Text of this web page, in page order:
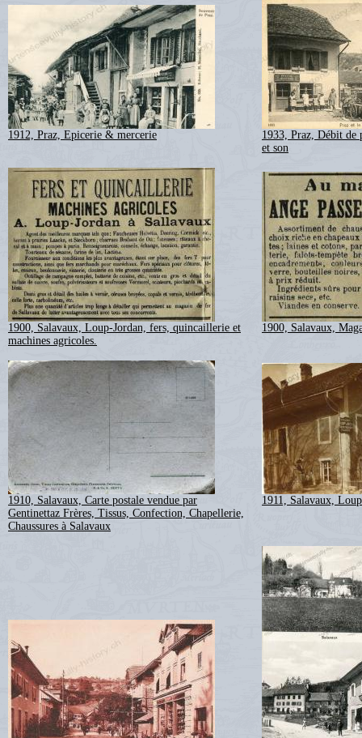
1912, Praz, Epicerie & mercerie
1933, Praz, Débit de
et son
1900, Salavaux, Loup-Jordan, fers, quincaillerie et
machines agricoles.
1900, Salavaux,
1910, Salavaux, Carte postale vendue par
Gentinettaz Frères, Tissus, Confection, Chapellerie,
Chaussures à Salavaux
1911, Salavaux,